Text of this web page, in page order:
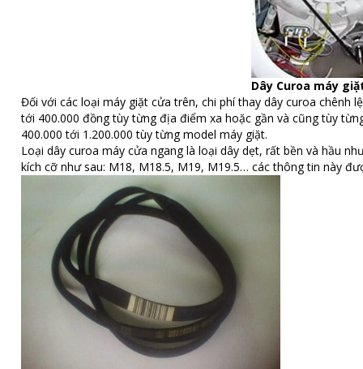
Dây Curoa máy
Đối với các loại máy giặt cửa trên, chi phí thay dây curoa
tới 400.000 đồng tùy từng địa điểm xa hoặc gần và cũng tùy
400.000 tới 1.200.000 tùy từng model máy giặt.
Loại dây curoa máy cửa ngang là loại dây dẹt, rất bền và hầu
kích cỡ như sau: M18, M18.5, M19, M19.5… các thông tin này